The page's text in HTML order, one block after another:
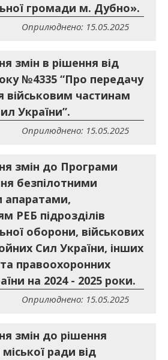
громади м. Дубно».
Оприлюднено: 15.05.2025
змін в рішення від
№4335 “Про передачу
військовим частинам
України”.
Оприлюднено: 15.05.2025
змін до Програми
безпілотними
апаратами,
РЕБ підрозділів
оборони, військових
Сил України, інших
правоохоронних
на 2024 - 2025 роки.
Оприлюднено: 15.05.2025
змін до рішення
ради від